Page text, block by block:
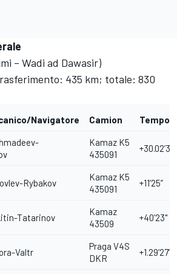
– Wadi ad Dawasir)
435 km; totale: 830
Navigatore Camion Tempo/
Kamaz K5
435091
+30.02’36”
Rybakov
Kamaz K5
435091
+11’25”
Tatarinov
Kamaz
43509
+40’23"
Valtr
Praga V4S
DKR
+1.29’27”